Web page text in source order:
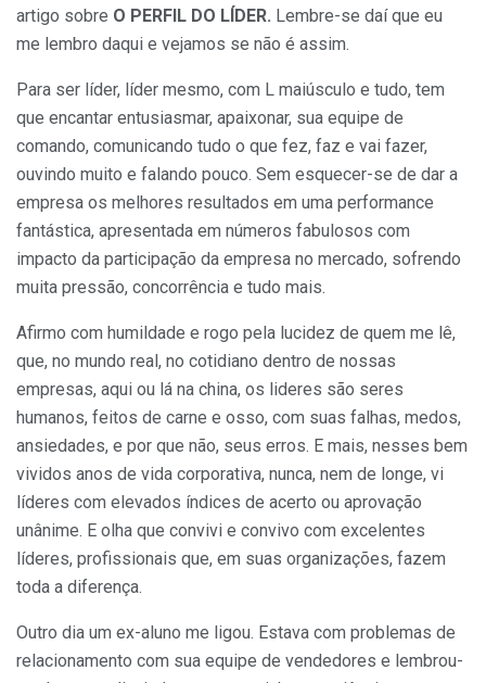
artigo sobre O PERFIL DO LÍDER. Lembre-se daí que eu
me lembro daqui e vejamos se não é assim.
Para ser líder, líder mesmo, com L maiúsculo e tudo, tem
que encantar entusiasmar, apaixonar, sua equipe de
comando, comunicando tudo o que fez, faz e vai fazer,
ouvindo muito e falando pouco. Sem esquecer-se de dar a
empresa os melhores resultados em uma performance
fantástica, apresentada em números fabulosos com
impacto da participação da empresa no mercado, sofrendo
muita pressão, concorrência e tudo mais.
Afirmo com humildade e rogo pela lucidez de quem me lê,
que, no mundo real, no cotidiano dentro de nossas
empresas, aqui ou lá na china, os lideres são seres
humanos, feitos de carne e osso, com suas falhas, medos,
ansiedades, e por que não, seus erros. E mais, nesses bem
vividos anos de vida corporativa, nunca, nem de longe, vi
líderes com elevados índices de acerto ou aprovação
unânime. E olha que convivi e convivo com excelentes
líderes, profissionais que, em suas organizações, fazem
toda a diferença.
Outro dia um ex-aluno me ligou. Estava com problemas de
relacionamento com sua equipe de vendedores e lembrou-